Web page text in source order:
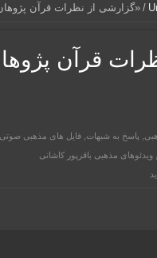
/ «گزارشی از نظرات قرآن
قرآن
پاسخ به شبهات ,فایل های مذهبی
,ویدئوهای مذهبی باقرپور کاشانی